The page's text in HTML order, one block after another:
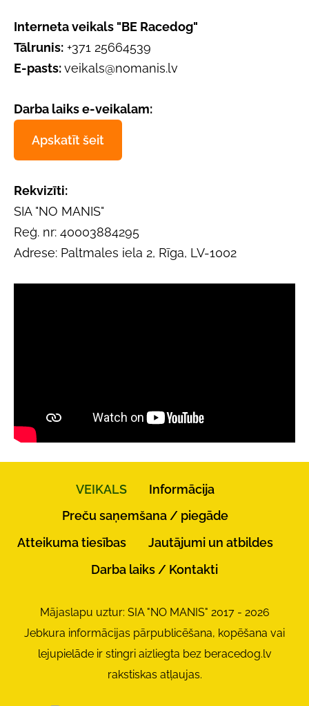
Interneta veikals "BE Racedog"
Tālrunis: +371 25664539
E-pasts:veikals@nomanis.lv
Darba laiks e-veikalam:
Apskatīt šeit
Rekvizīti:
SIA "NO MANIS"
Reģ. nr: 40003884295
Adrese: Paltmales iela 2, Rīga, LV-1002
VEIKALS
Informācija
Preču saņemšana / piegāde
Atteikuma tiesības
Jautājumi un atbildes
Darba laiks / Kontakti
Mājaslapu uztur: SIA "NO MANIS" 2017 - 2026
Jebkura informācijas pārpublicēšana, kopēšana vai
lejupielāde ir stingri aizliegta bez beracedog.lv
rakstiskas atļaujas.